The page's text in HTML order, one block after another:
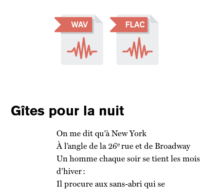
Gîtes pour la nuit
On me dit qu’à New York
À l’angle de la 26erue et de Broadway
Un homme chaque soir se tient les mois
d’hiver :
Il procure aux sans-abri qui se